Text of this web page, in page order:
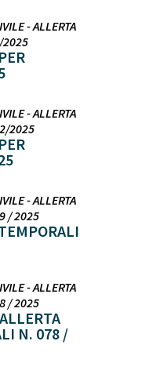
- ALLERTA
2025
- ALLERTA
2025
- ALLERTA
/ 2025
- ALLERTA
/ 2025
N. 078 /